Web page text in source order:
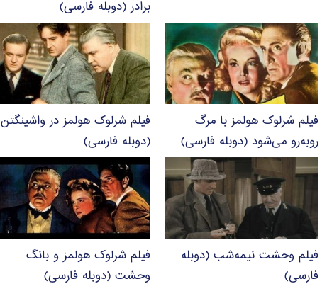
برادر (دوبله فارسی)
فیلم شرلوک هولمز با مرگ
روبه‌رو می‌شود (دوبله فارسی)
فیلم شرلوک هولمز در واشینگتن
(دوبله فارسی)
فیلم وحشت نیمه‌شب (دوبله
فارسی)
فیلم شرلوک هولمز و بانگ
وحشت (دوبله فارسی)